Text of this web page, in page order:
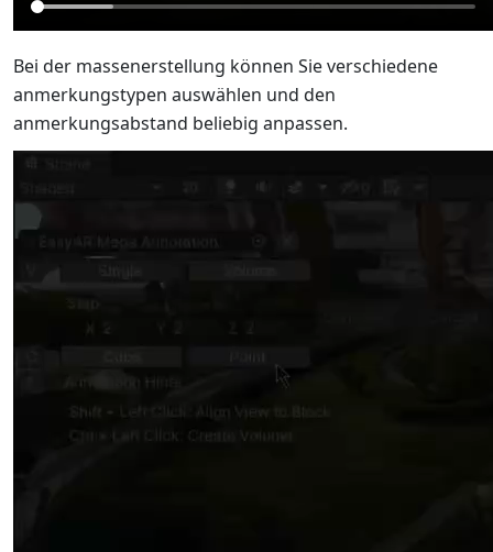
Bei der massenerstellung können Sie verschiedene
anmerkungstypen auswählen und den
anmerkungsabstand beliebig anpassen.